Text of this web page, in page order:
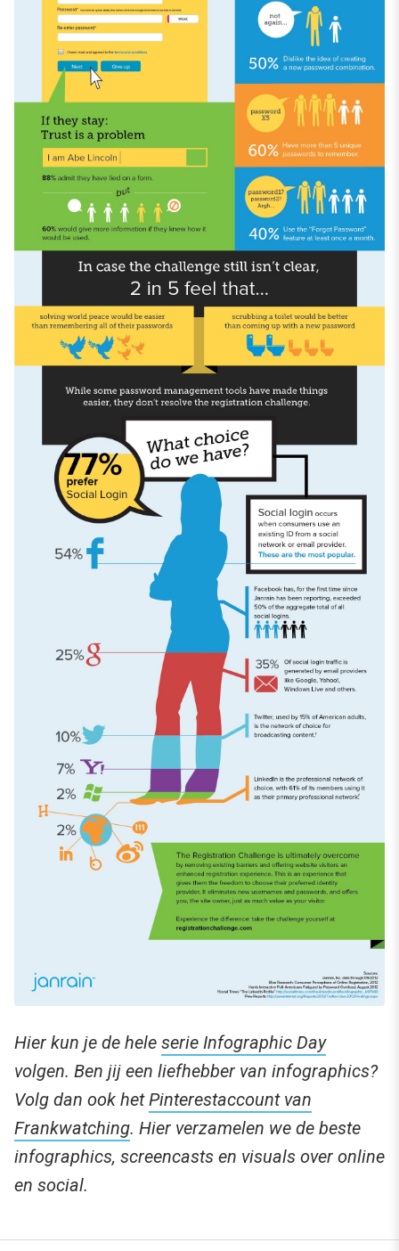
Hier kun je de hele serie Infographic Day
volgen. Ben jij een liefhebber van infographics?
Volg dan ook hetPinterestaccount van
Frankwatching. Hier verzamelen we de beste
infographics, screencasts en visuals over online
en social.